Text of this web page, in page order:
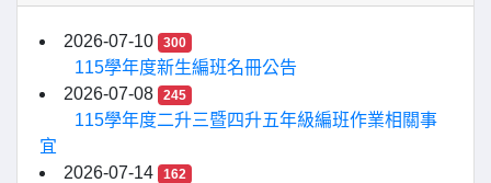
2026-07-10 300
115學年度新生編班名冊公告
2026-07-08
245
115學年度二升三暨四升五年級編班作業相關事
宜
2026-07-14
162